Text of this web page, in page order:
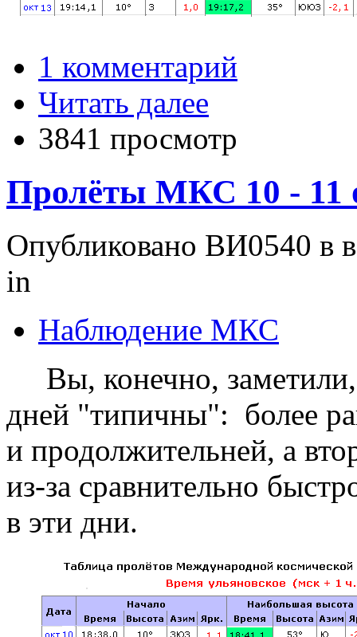
1 комментарий
Читать далее
3841 просмотр
Пролёты МКС 10 - 11
Опубликовано ВИ0540 в
in
Наблюдение МКС
Вы, конечно,
дней "типичны": более
и продолжительней, а
из-за сравнительно
в эти дни.